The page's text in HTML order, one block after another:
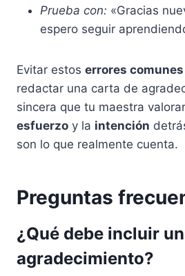
Prueba con: «Gracias
espero seguir
Evitar estos errores comunes
redactar una carta de
sincera que tu maestra
esfuerzo y la intención
son lo que realmente cuenta.
Preguntas
¿Qué debe incluir
agradecimiento?